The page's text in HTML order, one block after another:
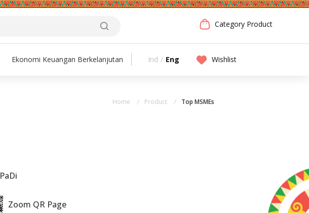
Category Product
Ekonomi Keuangan Berkelanjutan Ind / Eng Wishlist
Home Product Top MSMEs
PaDi
Zoom QR Page